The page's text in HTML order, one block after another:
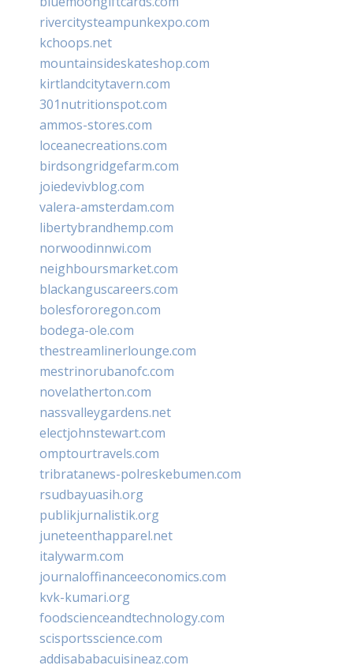
rivercitysteampunkexpo.com
kchoops.net
mountainsideskateshop.com
kirtlandcitytavern.com
301nutritionspot.com
ammos-stores.com
loceanecreations.com
birdsongridgefarm.com
joiedevivblog.com
valera-amsterdam.com
libertybrandhemp.com
norwoodinnwi.com
neighboursmarket.com
blackanguscareers.com
bolesfororegon.com
bodega-ole.com
thestreamlinerlounge.com
mestrinorubanofc.com
novelatherton.com
nassvalleygardens.net
electjohnstewart.com
omptourtravels.com
tribratanews-polreskebumen.com
rsudbayuasih.org
publikjurnalistik.org
juneteenthapparel.net
italywarm.com
journaloffinanceeconomics.com
kvk-kumari.org
foodscienceandtechnology.com
scisportsscience.com
addisababacuisineaz.com